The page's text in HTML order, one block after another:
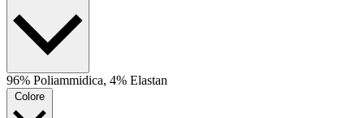
96% Poliammidica, 4% Elastan
Colore